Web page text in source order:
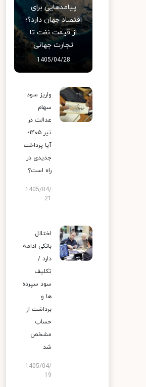
پیامدهایی برای
اقتصاد جهان دارد؟؛
از قیمت نفت تا
تجارت جهانی
1405/04/28
واریز سود
سهام
عدالت در
تیر ۱۴۰۵؛
آیا پرداخت
جدیدی در
راه است؟
1405/04/
اختلال
بانکی ادامه
دارد /
تکلیف
سود سپرده
ها و
برداشت از
حساب
مشخص
شد
1405/04/
19